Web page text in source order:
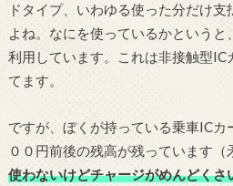
ドタイプ、いわゆる使った分だけ
よね。なにを使っているかというと、
利用しています。これは非接触型IC
てます。
ですが、ぼくが持っている乗車ICカ
００円前後の残高が残っています（
使わないけどチャージがめんどくさ